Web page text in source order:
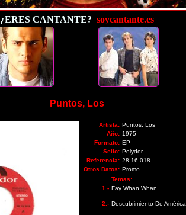
¿ERES CANTANTE? soycantante.es
Puntos, Los
Artista: Puntos, Los
Año: 1975
Formato: EP
Sello: Polydor
Referencia: 28 16 018
Otros Datos: Promo
Temas:
1.- Fay Whan Whan
2.- Descubrimiento De América